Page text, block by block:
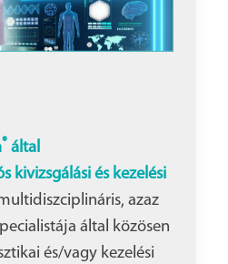
® által
kivizsgálási és kezelési
azaz
által közösen
és/vagy kezelési